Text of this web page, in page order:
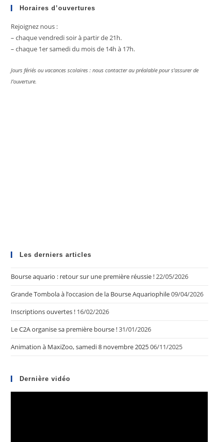
Horaires d’ouvertures
Rejoignez nous :
– chaque vendredi soir à partir de 21h.
– chaque 1er samedi du mois de 14h à 17h.
Jours fériés ou vacances scolaires : nous contacter au préalable pour s’assurer de
l’ouverture.
Les derniers articles
Bourse aquario : retour sur une première réussie !22/05/2026
Grande Tombola à l’occasion de la Bourse Aquariophile09/04/2026
Inscriptions ouvertes ! 16/02/2026
Le C2A organise sa première bourse !31/01/2026
Animation à MaxiZoo, samedi 8 novembre 202506/11/2025
Dernière vidéo